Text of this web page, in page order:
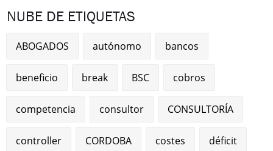
NUBE DE ETIQUETAS
ABOGADOS autónomo bancos
beneficio break BSC cobros
competencia consultor CONSULTORÍA
controller CORDOBA costes déficit